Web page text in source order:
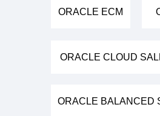
ORACLE BALANCED
ORACLE CLOUD
ORACLE ECM